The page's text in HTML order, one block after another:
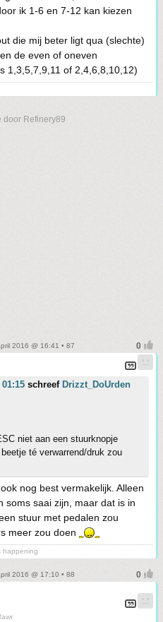
ik 1-6 en 7-12 kan kiezen
die mij beter ligt qua (slechte)
de even of oneven
1,3,5,7,9,11 of 2,4,6,8,10,12)
door Refinery89
2016 @ 16:41 • 87
schreef Drizzt_DoUrden
niet aan een stuurknopje
té verwarrend/druk zou
nog best vermakelijk. Alleen
soms saai zijn, maar dat is in
stuur met pedalen zou
meer zou doen
happening
2016 @ 17:10 • 88